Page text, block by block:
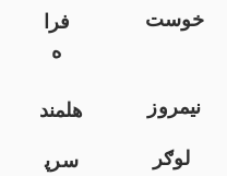
فرا
ه
خوست
هلمند نیمروز
سرپ
لوګر